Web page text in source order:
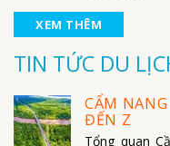
XEM THÊM
TIN TỨC DU
CẨM
ĐẾN Z
Tổng quan